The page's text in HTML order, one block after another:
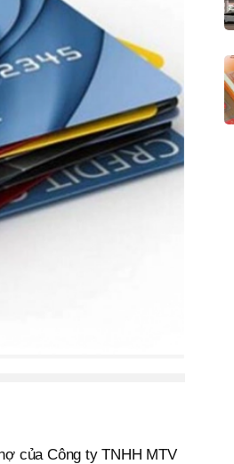
của Công ty TNHH MTV